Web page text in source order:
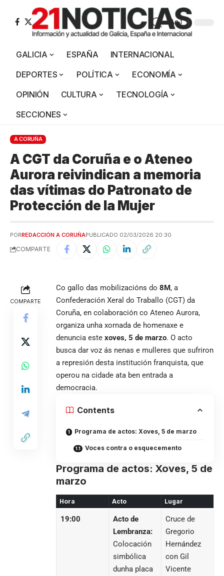
Aa
GALICIA ESPAÑA
INTERNACIONAL
DEPORTES
POLÍTICA
ECONOMÍA
OPINIÓN
CULTURA
TECNOLOGÍA
SECCIONES
A CORUÑA
A CGT da Coruña e o Ateneo
Aurora reivindican a memoria
das vítimas do Patronato de
Protección de la Mujer
PORREDACCIÓN A CORUÑAPUBLICADO 02/03/2026 20:30
COMPARTE
COMPARTE
Co gallo das mobilizacións do 8M, a
Confederación Xeral do Traballo (CGT) da
Coruña, en colaboración co Ateneo Aurora,
organiza unha xornada de homenaxe e
denuncia este xoves, 5 de marzo. O acto
busca dar voz ás nenas e mulleres que sufriron
a represión desta institución franquista, que
operou na cidade ata ben entrada a
democracia.
Contents
Programa de actos: Xoves, 5 de marzo
Voces contra o esquecemento
Programa de actos: Xoves, 5 de
marzo
Hora Acto Lugar
19:00
Acto de
Lembranza:
Colocación
simbólica
dunha placa
Cruce de
Gregorio
Hernández
con Gil
Vicente